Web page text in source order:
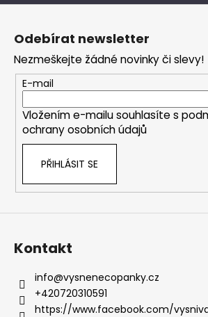
Z
Odebírat newsletter
Nezmeškejte žádné novinky či slevy!
E-mail
Vložením e-mailu souhlasíte s
ochrany osobních údajů
PŘIHLÁSIT SE
Kontakt
info@vysnenecopanky.cz
+420720310591
https://www.facebook.com/